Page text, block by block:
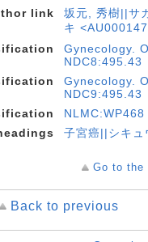
link
坂元, 秀樹||サ
キ
Gynecology.
NDC8:495.43
Gynecology.
NDC9:495.43
NLMC:WP468
子宮癌||シキュ
Go to the
Back to previous